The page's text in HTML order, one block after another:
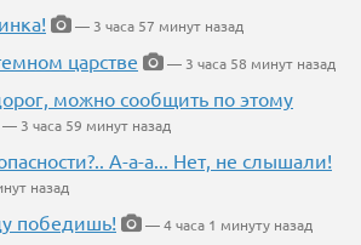
— 3 часа 57 минут назад
царстве
— 3 часа 58 минут назад
можно сообщить по этому
— 3 часа 59 минут назад
А-а-а... Нет, не слышали!
назад
победишь! — 4 часа 1 минуту назад